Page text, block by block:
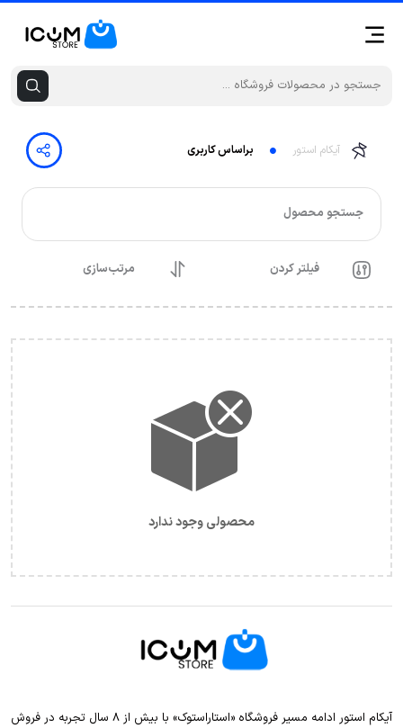
آیکام استور براساس کاربری
جستجو محصول
فیلتر کردن مرتب‌سازی
محصولی وجود ندارد
آیکام استور ادامه مسیر فروشگاه «استاراستوک» با بیش از ۸ سال تجربه در فروش